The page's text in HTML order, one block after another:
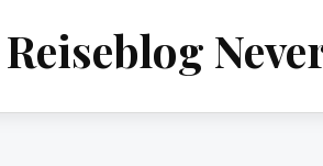
Reiseblog